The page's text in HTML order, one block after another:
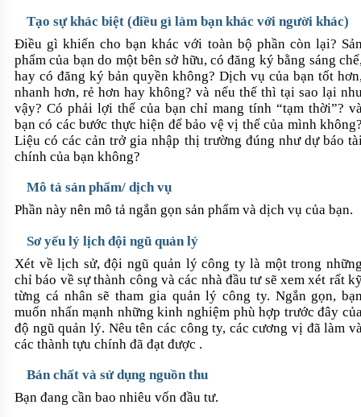
Tạo sự khác biệt (điều gì làm bạn khác với người khác)
Điều gì khiến cho bạn khác với toàn bộ phần còn lại?
phẩm của bạn do một bên sở hữu, có đăng ký bằng sáng
hay có đăng ký bản quyền không? Dịch vụ của bạn tốt
nhanh hơn, rẻ hơn hay không? và nếu thế thì tại sao lại
vậy? Có phải lợi thế của bạn chỉ mang tính “tạm thời”?
bạn có các bước thực hiện để bảo vệ vị thế của mình
Liệu có các cản trở gia nhập thị trường đúng như dự báo
chính của bạn không?
Mô tả sản phẩm/ dịch vụ
Phần này nên mô tả ngắn gọn sản phẩm và dịch vụ của bạn.
Sơ yếu lý lịch đội ngũ quản lý
Xét về lịch sử, đội ngũ quản lý công ty là một trong
chỉ báo về sự thành công và các nhà đầu tư sẽ xem xét rất
từng cá nhân sẽ tham gia quản lý công ty. Ngắn gọn,
muốn nhấn mạnh những kinh nghiệm phù hợp trước đây
độ ngũ quản lý. Nêu tên các công ty, các cương vị đã làm
các thành tựu chính đã đạt được .
Bản chất và sử dụng nguồn thu
Bạn đang cần bao nhiêu vốn đầu tư.